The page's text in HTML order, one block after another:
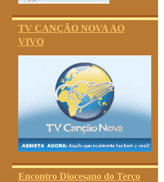
TV CANÇÃO NOVA AO
VIVO
Encontro Diocesano do Terço